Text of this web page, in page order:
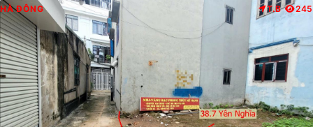
HÀ ĐÔNG T.B 245